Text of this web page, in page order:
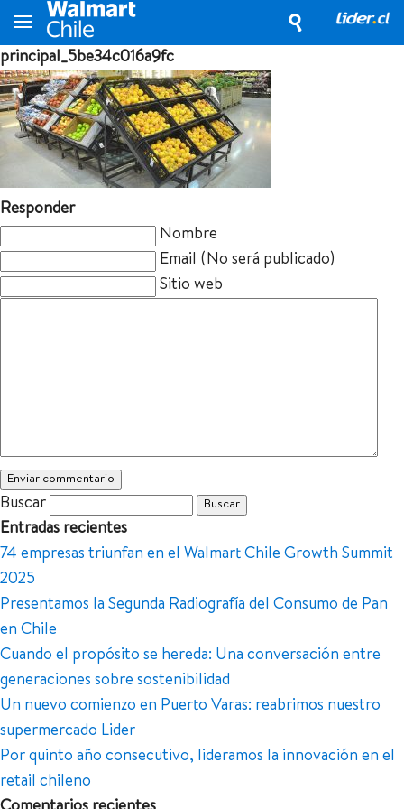
principal_5be34c016a9fc
Responder
Nombre
Email (No será publicado)
Sitio web
Buscar
Entradas recientes
74 empresas triunfan en el Walmart Chile Growth Summit
2025
Presentamos la Segunda Radiografía del Consumo de Pan
en Chile
Cuando el propósito se hereda: Una conversación entre
generaciones sobre sostenibilidad
Un nuevo comienzo en Puerto Varas: reabrimos nuestro
supermercado Lider
Por quinto año consecutivo, lideramos la innovación en el
retail chileno